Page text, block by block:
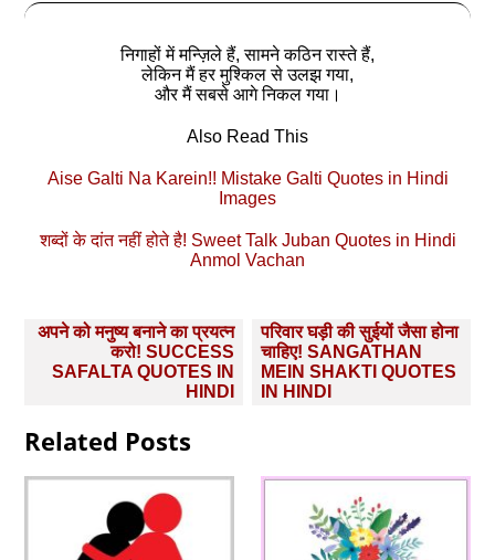
निगाहों में मन्ज़िले हैं, सामने कठिन रास्ते हैं,
लेकिन मैं हर मुश्किल से उलझ गया,
और मैं सबसे आगे निकल गया।
Also Read This
Aise Galti Na Karein!! Mistake Galti Quotes in Hindi
Images
शब्दों के दांत नहीं होते है! Sweet Talk Juban Quotes in Hindi
Anmol Vachan
Post
navigation
अपने को मनुष्‍य बनाने का प्रयत्न
करो! SUCCESS
SAFALTA QUOTES IN
HINDI
परिवार घड़ी की सुईयों जैसा होना
चाहिए! SANGATHAN
MEIN SHAKTI QUOTES
IN HINDI
Related Posts